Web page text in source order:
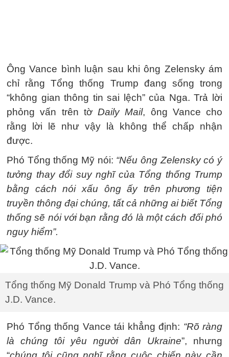
Ông Vance bình luận sau khi ông Zelensky ám
chỉ rằng Tổng thống Trump đang sống trong
“không gian thông tin sai lệch” của Nga. Trả lời
phỏng vấn trên tờ Daily Mail, ông Vance cho
rằng lời lẽ như vậy là không thể chấp nhận
được.
Phó Tổng thống Mỹ nói: “Nếu ông Zelensky có ý
tưởng thay đổi suy nghĩ của Tổng thống Trump
bằng cách nói xấu ông ấy trên phương tiện
truyền thông đại chúng, tất cả những ai biết Tổng
thống sẽ nói với bạn rằng đó là một cách đối phó
nguy hiểm”.
Tổng thống Mỹ Donald Trump và Phó Tổng thống
J.D. Vance.
Phó Tổng thống Vance tái khẳng định: “Rõ ràng
là chúng tôi yêu người dân Ukraine”, nhưng